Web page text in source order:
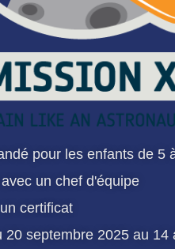
pour les enfants de 5
un chef d'équipe
certificat
20 septembre 2025 au 14